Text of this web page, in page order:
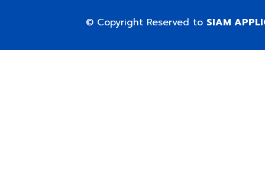
© Copyright Reserved to SIAM